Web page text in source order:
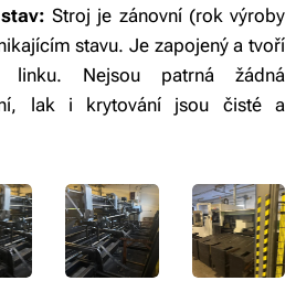
Stroj je zánovní (rok výroby
stavu. Je zapojený a tvoří
linku. Nejsou patrná žádná
lak i krytování jsou čisté a